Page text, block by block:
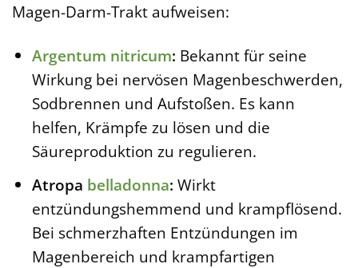
Magen-Darm-Trakt aufweisen:
Argentum nitricum: Bekannt für seine
Wirkung bei nervösen Magenbeschwerden,
Sodbrennen und Aufstoßen. Es kann
helfen, Krämpfe zu lösen und die
Säureproduktion zu regulieren.
Atropa belladonna: Wirkt
entzündungshemmend und krampflösend.
Bei schmerzhaften Entzündungen im
Magenbereich und krampfartigen